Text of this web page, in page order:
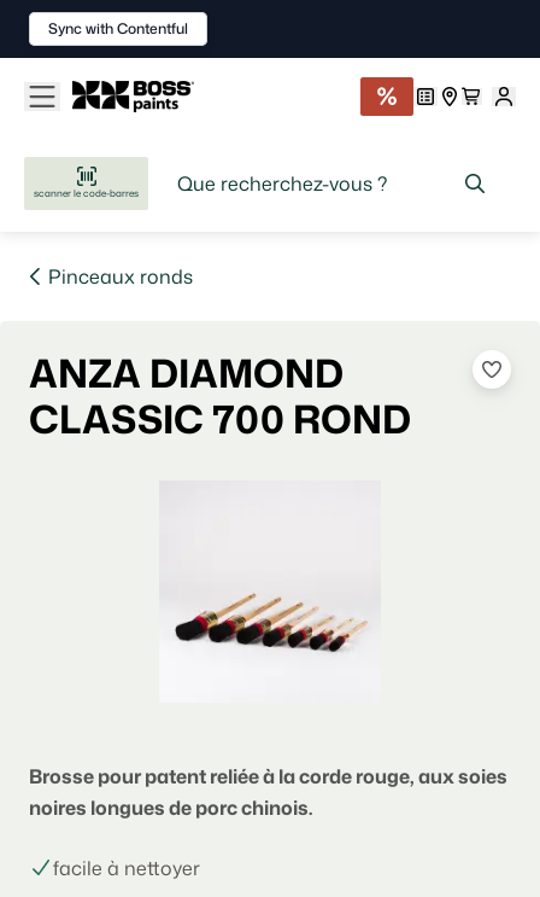
scanner le code-barres
Pinceaux ronds
ANZA DIAMOND
CLASSIC 700 ROND
Brosse pour patent reliée à la corde rouge, aux soies
noires longues de porc chinois.
facile à nettoyer
Sync with Contentful